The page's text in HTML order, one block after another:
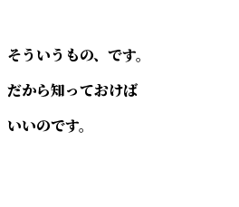
そういうもの、です。
だから知っておけば
いいのです。